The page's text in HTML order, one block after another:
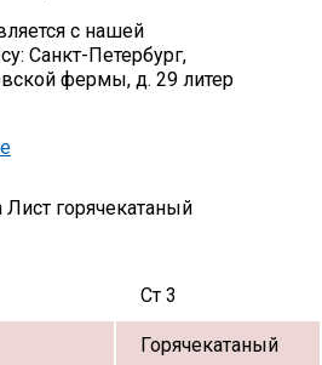
прокатс нашей
Санкт-Петербург,
фермы, д. 29 литер
Лист горячекатаный
Ст 3
Горячекатаный